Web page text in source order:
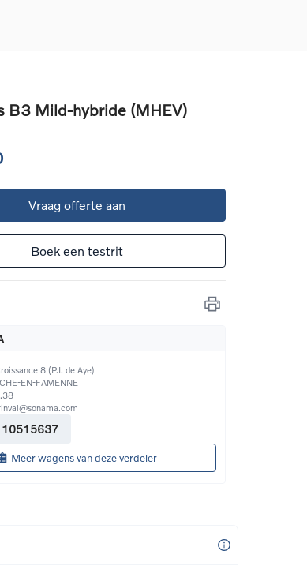
B3 Mild-hybride (MHEV)
Vraag offerte aan
Boek een testrit
8 (P.I. de Aye)
EN-FAMENNE
10515637
Meer wagens van deze verdeler